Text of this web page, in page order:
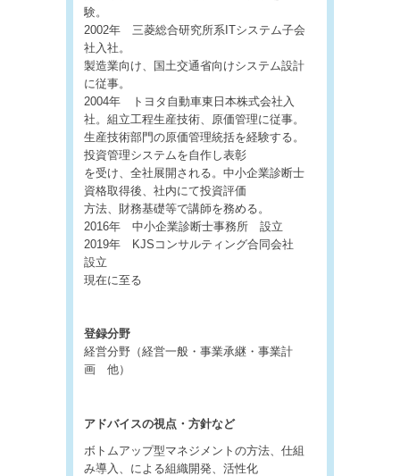
験。
2002年 三菱総合研究所系ITシステム子会
社入社。
製造業向け、国土交通省向けシステム設計
に従事。
2004年 トヨタ自動車東日本株式会社入
社。組立工程生産技術、原価管理に従事。
生産技術部門の原価管理統括を経験する。
投資管理システムを自作し表彰
を受け、全社展開される。中小企業診断士
資格取得後、社内にて投資評価
方法、財務基礎等で講師を務める。
2016年 中小企業診断士事務所 設立
2019年 KJSコンサルティング合同会社
設立
現在に至る
登録分野
経営分野（経営一般・事業承継・事業計
画 他）
アドバイスの視点・方針など
ボトムアップ型マネジメントの方法、仕組
み導入、による組織開発、活性化